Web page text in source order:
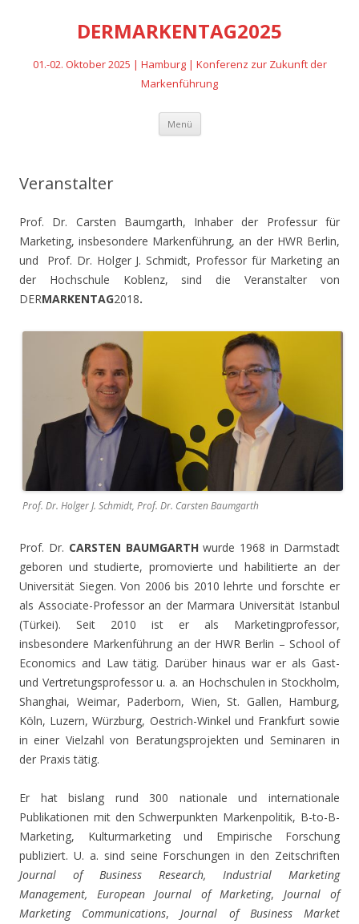
DERMARKENTAG2025
01.-02. Oktober 2025 | Hamburg | Konferenz zur Zukunft der
Markenführung
Menü Zum
springen
Veranstalter
Prof. Dr. Carsten Baumgarth, Inhaber der Professur für
Marketing, insbesondere Markenführung, an der HWR Berlin,
und Prof. Dr. Holger J. Schmidt, Professor für Marketing an
der Hochschule Koblenz, sind die Veranstalter von
DERMARKENTAG2018.
Prof. Dr. Holger J. Schmidt, Prof. Dr. Carsten Baumgarth
Prof. Dr. CARSTEN BAUMGARTHwurde 1968 in Darmstadt
geboren und studierte, promovierte und habilitierte an der
Universität Siegen. Von 2006 bis 2010 lehrte und forschte er
als Associate-Professor an der Marmara Universität Istanbul
(Türkei). Seit 2010 ist er als Marketingprofessor,
insbesondere Markenführung an der HWR Berlin – School of
Economics and Law tätig. Darüber hinaus war er als Gast-
und Vertretungsprofessor u. a. an Hochschulen in Stockholm,
Shanghai, Weimar, Paderborn, Wien, St. Gallen, Hamburg,
Köln, Luzern, Würzburg, Oestrich-Winkel und Frankfurt sowie
in einer Vielzahl von Beratungsprojekten und Seminaren in
der Praxis tätig.
Er hat bislang rund 300 nationale und internationale
Publikationen mit den Schwerpunkten Markenpolitik, B-to-B-
Marketing, Kulturmarketing und Empirische Forschung
publiziert. U. a. sind seine Forschungen in den Zeitschriften
Journal of Business Research, Industrial Marketing
Management,
European Journal of Marketing,Journal of
Marketing Communications,Journal of Business Market